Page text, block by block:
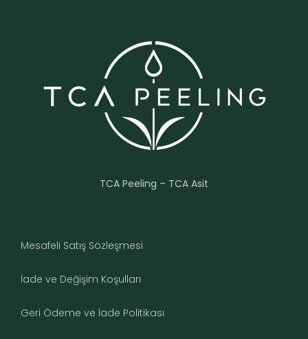
TCA Peeling – TCA Asit
Mesafeli Satış Sözleşmesi
İade ve Değişim Koşulları
Geri Ödeme ve İade Politikası